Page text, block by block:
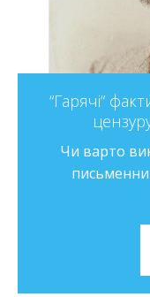
“Гарячі”
Чи варто